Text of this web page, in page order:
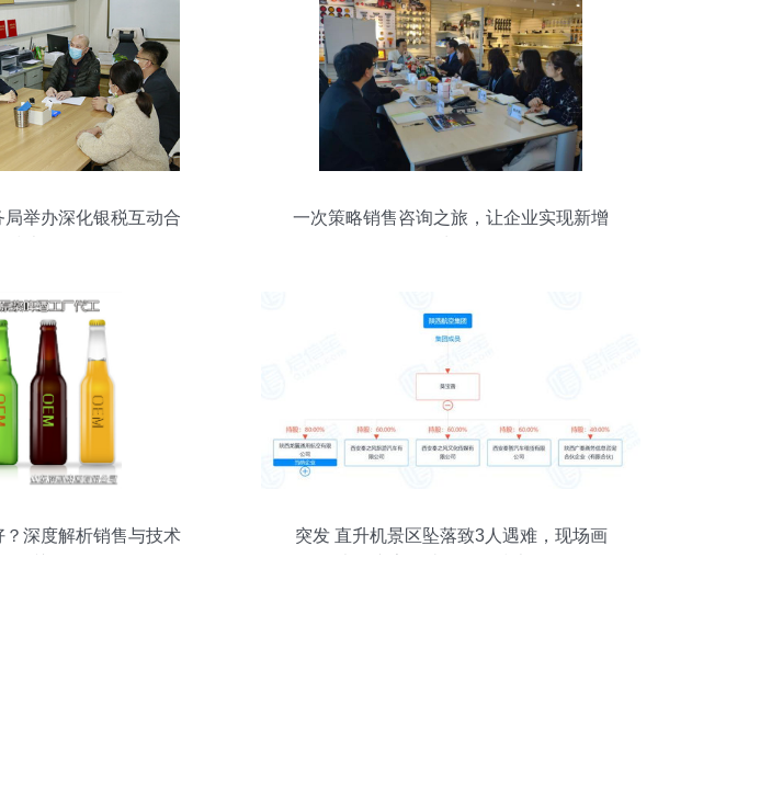
举办深化银税互动合
一次策略销售咨询之旅，让企业实现新增
深度解析销售与技术
突发 直升机景区坠落致3人遇难，现场画